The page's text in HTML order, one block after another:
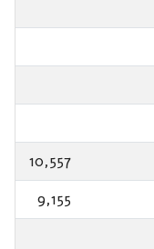
10,557
9,155